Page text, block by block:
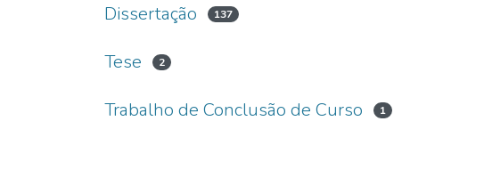
Dissertação 137
Tese 2
Trabalho de Conclusão de Curso 1